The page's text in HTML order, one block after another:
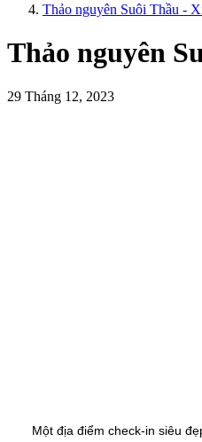
Thảo nguyên Suôi Thầu -
Thảo nguyên
29 Tháng 12, 2023
Một địa điểm check-in siêu đẹp